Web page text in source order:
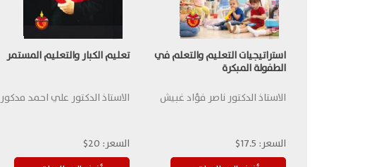
استراتيجيات التعليم والتعلم في
الطفولة المبكرة
الاستاذ الدكتور ناصر فؤاد غبيش
السعر: 17.5$
تعليم الكبار والتعليم المستمر
الاستاذ الدكتور علي احمد مدكور
السعر: 20$